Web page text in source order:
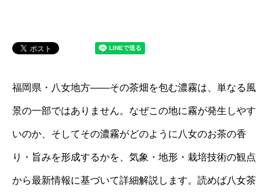
福岡県・八女地方――その茶畑を包む濃霧は、単なる風
景の一部ではありません。なぜこの地に霧が発生しやす
いのか、そしてその濃霧がどのように八女のお茶の香
り・旨みを形成するかを、気象・地形・栽培技術の観点
から最新情報に基づいて詳細解説します。読めば八女茶